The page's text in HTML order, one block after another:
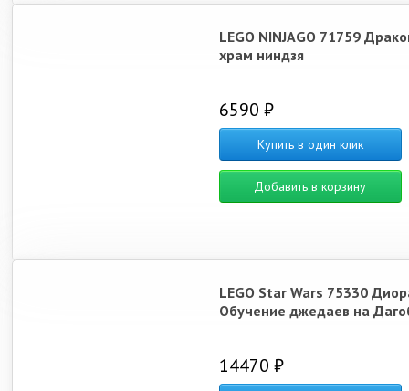
LEGO NINJAGO 71759
храм ниндзя
6590 ₽
Купить в один клик
Добавить в корзину
LEGO Star Wars 75330
Обучение джедаев на
14470 ₽